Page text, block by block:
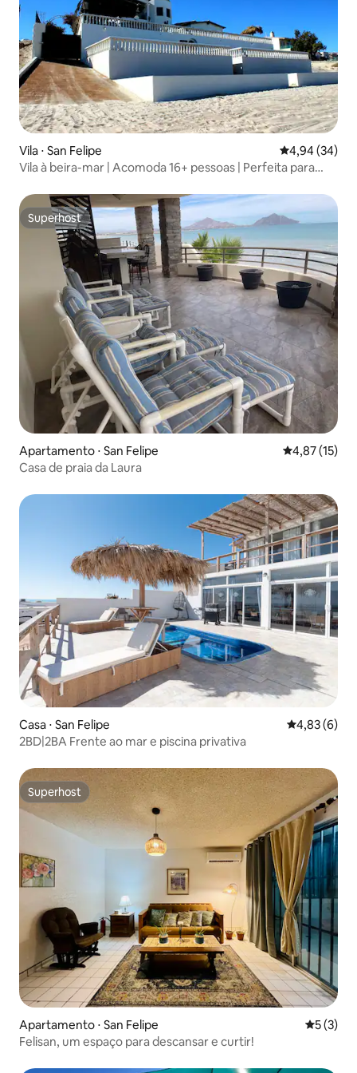
Vila ⋅ San Felipe 4,94 de uma
4,94 (34)
Vila à beira-mar | Acomoda 16+ pessoas | Perfeita para
Superhost
Superhost
Apartamento ⋅ San Felipe 4,87 de uma
4,87 (15)
Casa de praia da Laura
Casa ⋅ San Felipe 4,83 de uma
4,83 (6)
2BD|2BA Frente ao mar e piscina privativa
Superhost
Superhost
Apartamento ⋅ San Felipe 5 de
5 (3)
Felisan, um espaço para descansar e curtir!